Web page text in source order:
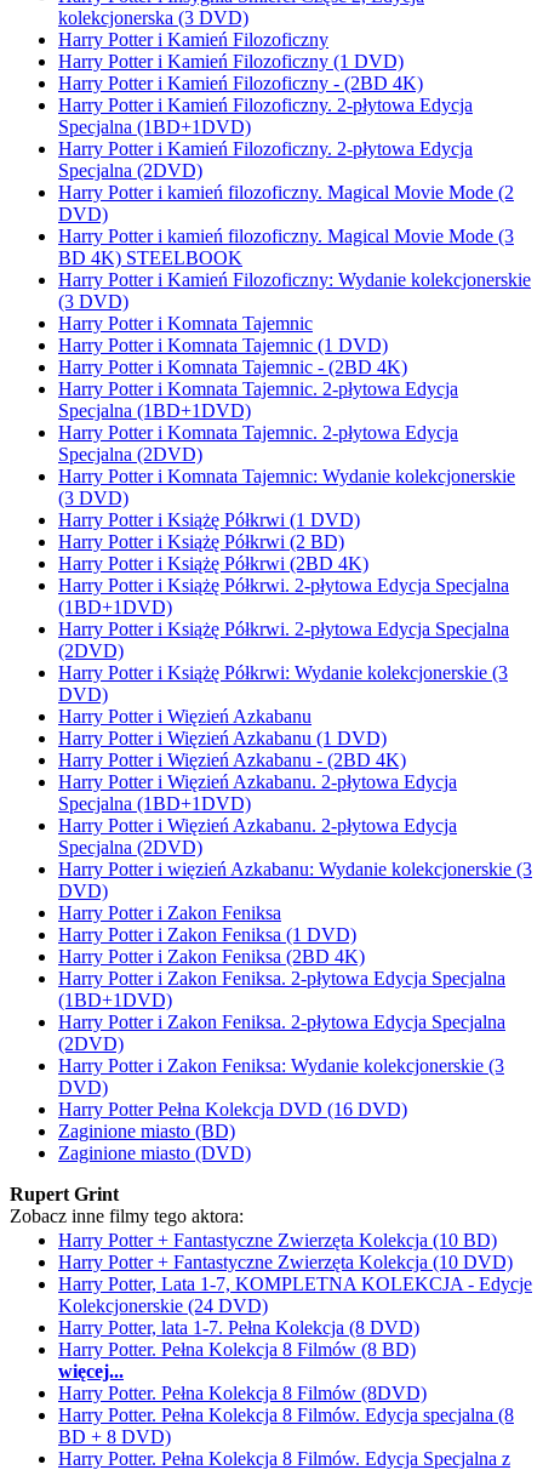
kolekcjonerska (3 DVD)
Harry Potter i Kamień Filozoficzny
Harry Potter i Kamień Filozoficzny (1 DVD)
Harry Potter i Kamień Filozoficzny - (2BD 4K)
Harry Potter i Kamień Filozoficzny. 2-płytowa Edycja
Specjalna (1BD+1DVD)
Harry Potter i Kamień Filozoficzny. 2-płytowa Edycja
Specjalna (2DVD)
Harry Potter i kamień filozoficzny. Magical Movie Mode (2
DVD)
Harry Potter i kamień filozoficzny. Magical Movie Mode (3
BD 4K) STEELBOOK
Harry Potter i Kamień Filozoficzny: Wydanie kolekcjonerskie
(3 DVD)
Harry Potter i Komnata Tajemnic
Harry Potter i Komnata Tajemnic (1 DVD)
Harry Potter i Komnata Tajemnic - (2BD 4K)
Harry Potter i Komnata Tajemnic. 2-płytowa Edycja
Specjalna (1BD+1DVD)
Harry Potter i Komnata Tajemnic. 2-płytowa Edycja
Specjalna (2DVD)
Harry Potter i Komnata Tajemnic: Wydanie kolekcjonerskie
(3 DVD)
Harry Potter i Książę Półkrwi (1 DVD)
Harry Potter i Książę Półkrwi (2 BD)
Harry Potter i Książę Półkrwi (2BD 4K)
Harry Potter i Książę Półkrwi. 2-płytowa Edycja Specjalna
(1BD+1DVD)
Harry Potter i Książę Półkrwi. 2-płytowa Edycja Specjalna
(2DVD)
Harry Potter i Książę Półkrwi: Wydanie kolekcjonerskie (3
DVD)
Harry Potter i Więzień Azkabanu
Harry Potter i Więzień Azkabanu (1 DVD)
Harry Potter i Więzień Azkabanu - (2BD 4K)
Harry Potter i Więzień Azkabanu. 2-płytowa Edycja
Specjalna (1BD+1DVD)
Harry Potter i Więzień Azkabanu. 2-płytowa Edycja
Specjalna (2DVD)
Harry Potter i więzień Azkabanu: Wydanie kolekcjonerskie (3
DVD)
Harry Potter i Zakon Feniksa
Harry Potter i Zakon Feniksa (1 DVD)
Harry Potter i Zakon Feniksa (2BD 4K)
Harry Potter i Zakon Feniksa. 2-płytowa Edycja Specjalna
(1BD+1DVD)
Harry Potter i Zakon Feniksa. 2-płytowa Edycja Specjalna
(2DVD)
Harry Potter i Zakon Feniksa: Wydanie kolekcjonerskie (3
DVD)
Harry Potter Pełna Kolekcja DVD (16 DVD)
Zaginione miasto (BD)
Zaginione miasto (DVD)
Rupert Grint
Zobacz inne filmy tego aktora:
Harry Potter + Fantastyczne Zwierzęta Kolekcja (10 BD)
Harry Potter + Fantastyczne Zwierzęta Kolekcja (10 DVD)
Harry Potter, Lata 1-7, KOMPLETNA KOLEKCJA - Edycje
Kolekcjonerskie (24 DVD)
Harry Potter, lata 1-7. Pełna Kolekcja (8 DVD)
Harry Potter. Pełna Kolekcja 8 Filmów (8 BD)
więcej...
Harry Potter. Pełna Kolekcja 8 Filmów (8DVD)
Harry Potter. Pełna Kolekcja 8 Filmów. Edycja specjalna (8
BD + 8 DVD)
Harry Potter. Pełna Kolekcja 8 Filmów. Edycja Specjalna z